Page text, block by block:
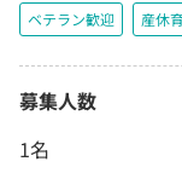
ベテラン歓迎 産休
募集人数
1名